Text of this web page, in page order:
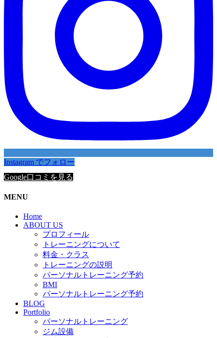
Instagram でフォロー
Google口コミを見る
MENU
Home
ABOUT US
プロフィール
トレーニングについて
料金・クラス
トレーニングの説明
パーソナルトレーニング予約
BMI
パーソナルトレーニング予約
BLOG
Portfolio
パーソナルトレーニング
ジム設備